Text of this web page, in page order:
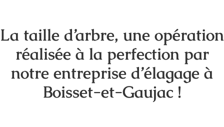
La taille d’arbre, une opération
réalisée à la perfection par
notre entreprise d’élagage à
Boisset-et-Gaujac !